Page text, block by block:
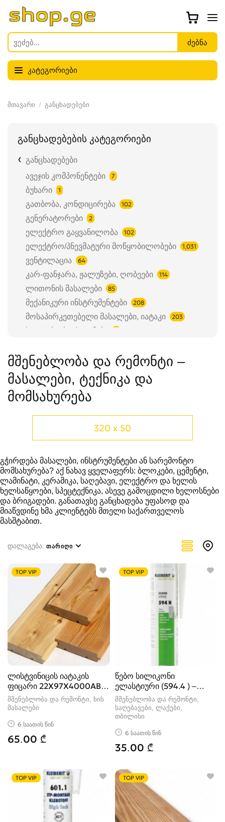
კატეგორიები
მთავარი განცხადებები
განცხადებების კატეგორიები
განცხადებები
ავეჯის კომპონენტები
7
ბუხარი 1
გათბობა, კონდიცირება 102
გენერატორები 2
ელექტრო გაყვანილობა 102
ელექტრო/პნევმატური მოწყობილობები 1,031
ვენტილაცია 64
კარ-ფანჯარა, ჟალუზები, ღობეები 114
ლითონის მასალები 85
მექანიკური ინსტრუმენტები 208
მოსაპირკეთებელი მასალები, იატაკი 203
საკეტები, ბოქლომები
სამშენებლო მასალები 197
სანტექნიკა 675
საღებავები, ლაქები
სახარჯი ინსტრუმენტები
სხვა 355
Ძაბვის მარეგულირებელი
მშენებლობა და რემონტი –
მასალები, ტექნიკა და
მომსახურება
320 x 50
გჭირდება მასალები, ინსტრუმენტები ან სარემონტო
მომსახურება? აქ ნახავ ყველაფერს: ბლოკები, ცემენტი,
ლამინატი, კერამიკა, საღებავი, ელექტრო და ხელის
ხელსაწყოები, სპეცტექნიკა, ასევე გამოცდილი ხელოსნები
და ბრიგადები. განათავსე განცხადება უფასოდ და
მიაწვდინე ხმა კლიენტებს მთელი საქართველოს
მასშტაბით.
დალაგება: ᲗᲐᲠᲘᲦᲘ
TOP VIP
ლისტვინიცის იატაკის
ფიცარი 22X97X4000AB –
1მ2
მშენებლობა და რემონტი, ხის
მასალები
6 საათის წინ
65.00 ₾
TOP VIP
წებო სილიკონი
ელასტიური (594.4 ) –
319გრ KLEIBERIT
მშენებლობა და რემონტი,
საღებავები, ლაქები
თბილისი
6 საათის წინ
35.00 ₾
TOP VIP TOP VIP